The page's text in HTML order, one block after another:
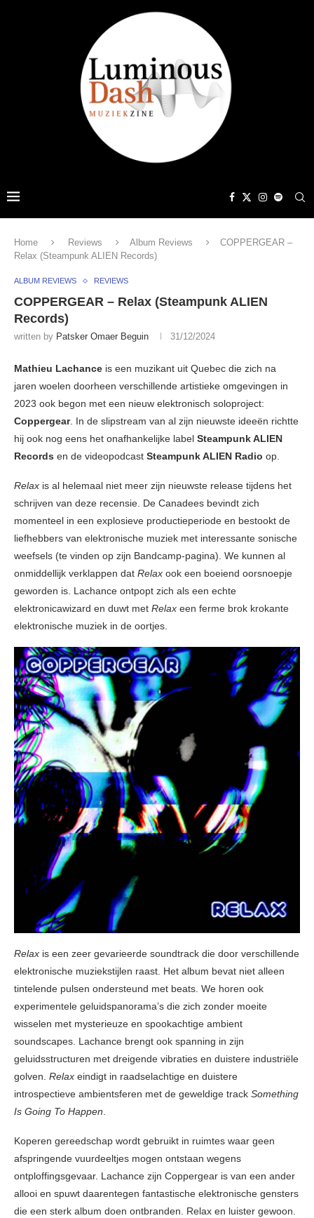
Home Reviews Album Reviews
COPPERGEAR –
Relax (Steampunk ALIEN Records)
ALBUM REVIEWS REVIEWS
COPPERGEAR – Relax (Steampunk ALIEN
Records)
written by Patsker Omaer Beguin 31/12/2024
Mathieu Lachance is een muzikant uit Quebec die zich na
jaren woelen doorheen verschillende artistieke omgevingen in
2023 ook begon met een nieuw elektronisch soloproject:
Coppergear. In de slipstream van al zijn nieuwste ideeën richtte
hij ook nog eens het onafhankelijke label Steampunk ALIEN
Records en de videopodcast Steampunk ALIEN Radio op.
Relax is al helemaal niet meer zijn nieuwste release tijdens het
schrijven van deze recensie. De Canadees bevindt zich
momenteel in een explosieve productieperiode en bestookt de
liefhebbers van elektronische muziek met interessante sonische
weefsels (te vinden op zijn Bandcamp-pagina). We kunnen al
onmiddellijk verklappen dat Relax ook een boeiend oorsnoepje
geworden is. Lachance ontpopt zich als een echte
elektronicawizard en duwt met Relax een ferme brok krokante
elektronische muziek in de oortjes.
Relax is een zeer gevarieerde soundtrack die door verschillende
elektronische muziekstijlen raast. Het album bevat niet alleen
tintelende pulsen ondersteund met beats. We horen ook
experimentele geluidspanorama’s die zich zonder moeite
wisselen met mysterieuze en spookachtige ambient
soundscapes. Lachance brengt ook spanning in zijn
geluidsstructuren met dreigende vibraties en duistere industriële
golven. Relax eindigt in raadselachtige en duistere
introspectieve ambientsferen met de geweldige track Something
Is Going To Happen.
Koperen gereedschap wordt gebruikt in ruimtes waar geen
afspringende vuurdeeltjes mogen ontstaan wegens
ontploffingsgevaar. Lachance zijn Coppergear is van een ander
allooi en spuwt daarentegen fantastische elektronische gensters
die een sterk album doen ontbranden. Relax en luister gewoon.